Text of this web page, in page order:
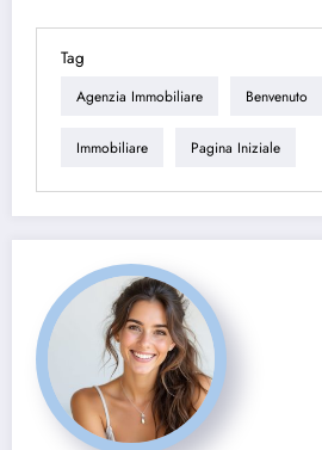
Tag
Agenzia Immobiliare Benvenuto
Immobiliare Pagina Iniziale